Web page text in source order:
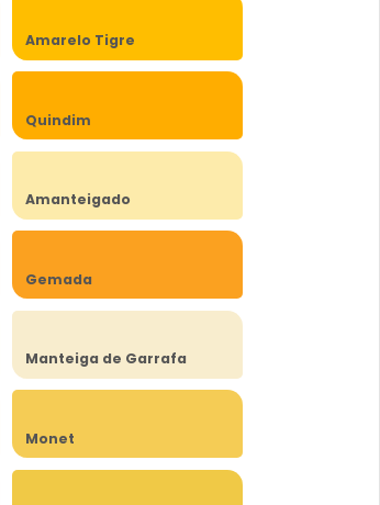
Amarelo Tigre
Quindim
Amanteigado
Gemada
Manteiga de Garrafa
Monet